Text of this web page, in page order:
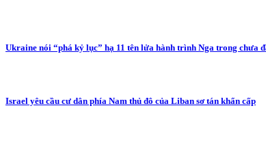
Ukraine nói “phá kỷ lục” hạ 11 tên lửa hành trình Nga trong chưa
Israel yêu cầu cư dân phía Nam thủ đô của Liban sơ tán khẩn cấp